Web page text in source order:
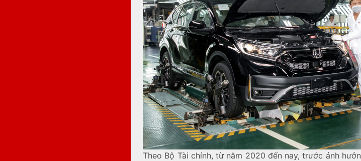
Theo Bộ Tài chính, từ năm 2020 đến nay, trước ảnh